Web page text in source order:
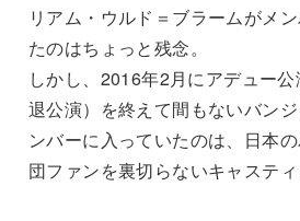
リアム・ウルド＝ブラームがメ
たのはちょっと残念。
しかし、2016年2月にアデュー
退公演）を終えて間もないバン
ンバーに入っていたのは、日本
団ファンを裏切らないキャスティ